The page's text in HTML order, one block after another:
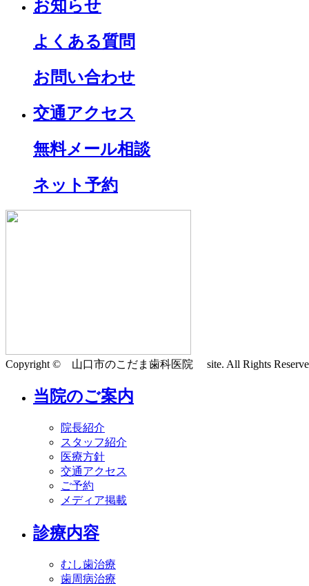
お知らせ
よくある質問
お問い合わせ
交通アクセス
無料メール相談
ネット予約
Copyright © 山口市のこだま歯科医院 site. All Rights
当院のご案内
院長紹介
スタッフ紹介
医療方針
交通アクセス
ご予約
メディア掲載
診療内容
むし歯治療
歯周病治療